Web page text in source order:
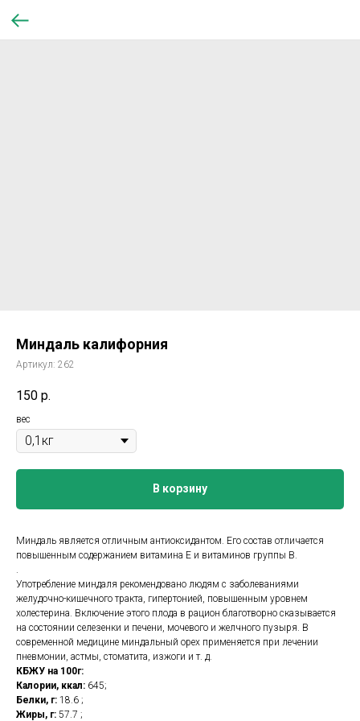
Миндаль калифорния
Артикул: 262
150 р.
вес
В корзину
Миндаль является отличным антиоксидантом. Его состав отличается
повышенным содержанием витамина Е и витаминов группы В.
Употребление миндаля рекомендовано людям с заболеваниями
желудочно-кишечного тракта, гипертонией, повышенным уровнем
холестерина. Включение этого плода в рацион благотворно сказывается
на состоянии селезенки и печени, мочевого и желчного пузыря. В
современной медицине миндальный орех применяется при лечении
пневмонии, астмы, стоматита, изжоги и т. д.
КБЖУ на 100г:
Калории, ккал: 645;
Белки, г: 18.6 ;
Жиры, г: 57.7 ;